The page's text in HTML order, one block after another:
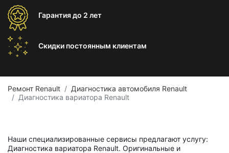
Гарантиядо 2 лет
Скидки постоянным клиентам
Ремонт Renault
Диагностика автомобиля Renault
Диагностика вариатора Renault
Наши специализированные сервисы предлагают услугу:
Диагностика вариатора Renault. Оригинальные и